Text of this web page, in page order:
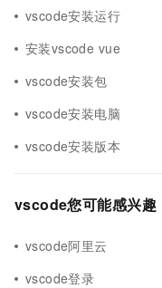
vscode安装运行
安装vscode vue
vscode安装包
vscode安装电脑
vscode安装版本
vscode您可能感兴趣
vscode阿里云
vscode登录